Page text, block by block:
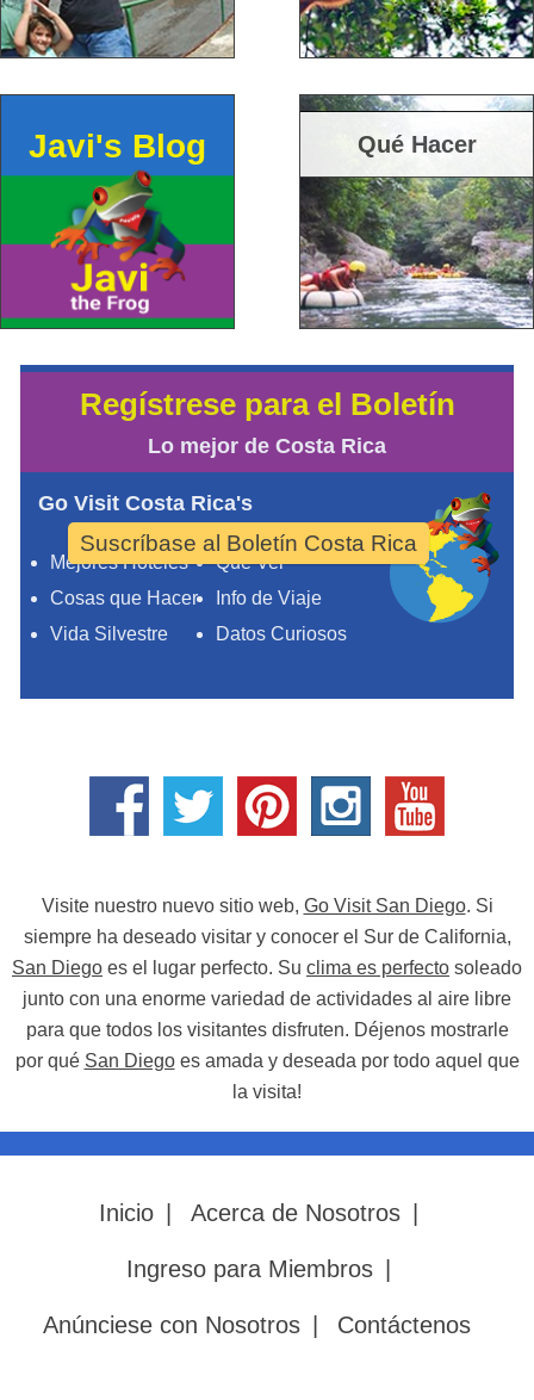
Javi's Blog Qué Hacer
Regístrese para el Boletín
Lo mejor de Costa Rica
Go Visit Costa Rica's
Mejores Hoteles
Qué Ver
Cosas que Hacer
Info de Viaje
Vida Silvestre
Datos Curiosos
Suscríbase al Boletín Costa Rica
Visite nuestro nuevo sitio web, Go Visit San Diego. Si
siempre ha deseado visitar y conocer el Sur de California,
San Diego es el lugar perfecto. Su clima es perfecto soleado
junto con una enorme variedad de actividades al aire libre
para que todos los visitantes disfruten. Déjenos mostrarle
por qué San Diegoes amada y deseada por todo aquel que
la visita!
Inicio Acerca de Nosotros
Ingreso para Miembros
Anúnciese con Nosotros Contáctenos